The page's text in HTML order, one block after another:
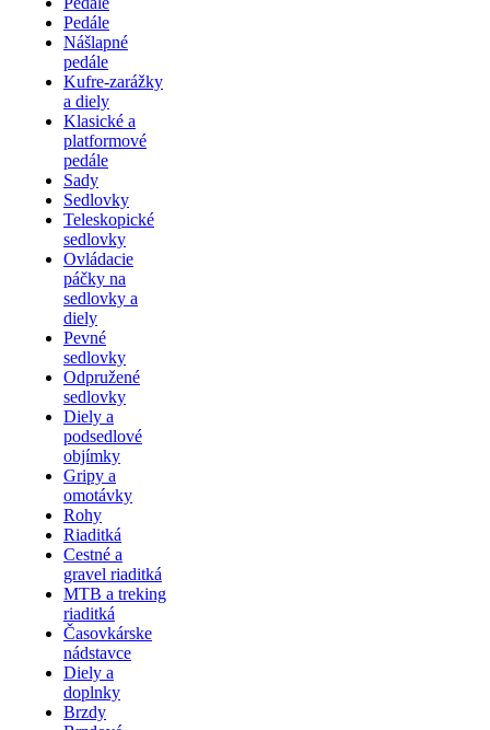
Pedále
Nášlapné
pedále
Kufre-zarážky
a diely
Klasické a
platformové
pedále
Sady
Sedlovky
Teleskopické
sedlovky
Ovládacie
páčky na
sedlovky a
diely
Pevné
sedlovky
Odpružené
sedlovky
Diely a
podsedlové
objímky
Gripy a
omotávky
Rohy
Riaditká
Cestné a
gravel riaditká
MTB a treking
riaditká
Časovkárske
nádstavce
Diely a
doplnky
Brzdy